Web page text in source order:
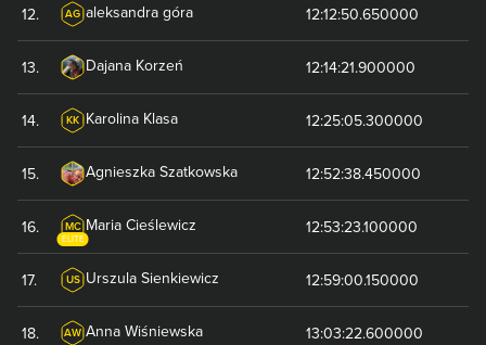
12. AG aleksandra góra 12:12:50.650000
13. Dajana Korzeń 12:14:21.900000
14. KK Karolina Klasa 12:25:05.300000
15. Agnieszka Szatkowska 12:52:38.450000
16. MC
ELITE
Maria Cieślewicz 12:53:23.100000
17. US Urszula Sienkiewicz 12:59:00.150000
18. AW Anna Wiśniewska 13:03:22.600000